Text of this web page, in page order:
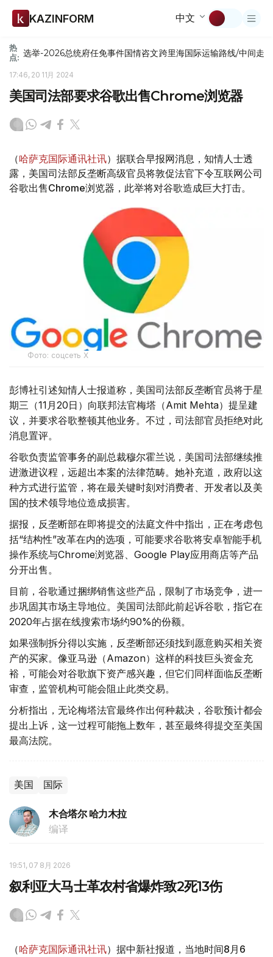
KAZINFORM 中文
热
点: 选举-2026总统府任免事件国情咨文跨里海国际运输路线/中间走廊
17:46, 20 11月 2024
美国司法部要求谷歌出售Chrome浏览器
（哈萨克国际通讯社讯）据联合早报网消息，知情人士透
露，美国司法部反垄断高级官员将敦促法官下令互联网公司
谷歌出售Chrome浏览器，此举将对谷歌造成巨大打击。
Фото: соцсеть Х
彭博社引述知情人士报道称，美国司法部反垄断官员将于星
期三（11月20日）向联邦法官梅塔（Amit Mehta）提呈建
议，并要求谷歌整顿其他业务。不过，司法部官员拒绝对此
消息置评。
谷歌负责监管事务的副总裁穆尔霍兰说，美国司法部继续推
进激进议程，远超出本案的法律范畴。她补充道，政府以这
种方式进行监管，将在最关键时刻对消费者、开发者以及美
国的技术领导地位造成损害。
据报，反垄断部在即将提交的法庭文件中指出，正在考虑包
括“结构性”改革在内的选项，可能要求谷歌将安卓智能手机
操作系统与Chrome浏览器、Google Play应用商店等产品
分开出售。
目前，谷歌通过捆绑销售这些产品，限制了市场竞争，进一
步巩固其市场主导地位。美国司法部此前起诉谷歌，指它在
2020年占据在线搜索市场约90%的份额。
如果强制拆分得以实施，反垄断部还须找到愿意购买相关资
产的买家。像亚马逊（Amazon）这样的科技巨头资金充
裕，可能会对谷歌旗下资产感兴趣，但它们同样面临反垄断
审查，监管机构可能会阻止此类交易。
分析指出，无论梅塔法官最终作出何种裁决，谷歌预计都会
提出上诉，这一过程可能拖上数年，甚至最终得提交至美国
最高法院。
美国 国际
木合塔尔 哈力木拉
编译
19:51, 07 8月 2026
叙利亚大马士革农村省爆炸致2死13伤
（哈萨克国际通讯社讯）据中新社报道，当地时间8月6